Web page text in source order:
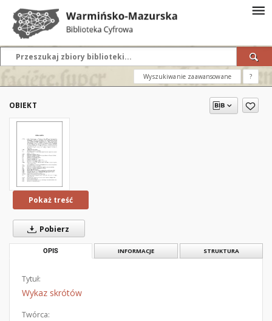
Wyszukiwanie zaawansowane ?
OBIEKT
Pokaż treść
Pobierz
OPIS INFORMACJE STRUKTURA
Tytuł:
Wykaz skrótów
Twórca: